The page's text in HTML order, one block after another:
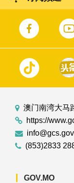
澳门南湾大马
https://
(853)2833
GOV.MO